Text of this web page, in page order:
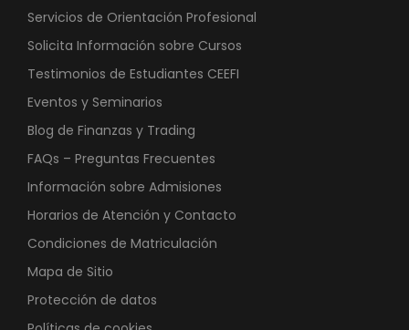
Servicios de Orientación Profesional
Solicita Información sobre Cursos
Testimonios de Estudiantes CEEFI
Eventos y Seminarios
Blog de Finanzas y Trading
FAQs – Preguntas Frecuentes
Información sobre Admisiones
Horarios de Atención y Contacto
Condiciones de Matriculación
Mapa de Sitio
Protección de datos